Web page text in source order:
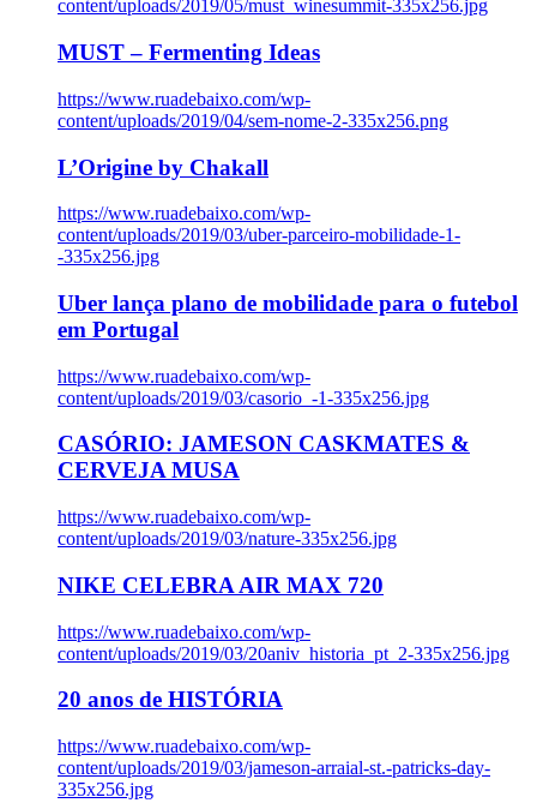
content/uploads/2019/05/must_winesummit-335x256.jpg
MUST – Fermenting Ideas
https://www.ruadebaixo.com/wp-
content/uploads/2019/04/sem-nome-2-335x256.png
L’Origine by Chakall
https://www.ruadebaixo.com/wp-
content/uploads/2019/03/uber-parceiro-mobilidade-1-
-335x256.jpg
Uber lança plano de mobilidade para o futebol
em Portugal
https://www.ruadebaixo.com/wp-
content/uploads/2019/03/casorio_-1-335x256.jpg
CASÓRIO: JAMESON CASKMATES &
CERVEJA MUSA
https://www.ruadebaixo.com/wp-
content/uploads/2019/03/nature-335x256.jpg
NIKE CELEBRA AIR MAX 720
https://www.ruadebaixo.com/wp-
content/uploads/2019/03/20aniv_historia_pt_2-335x256.jpg
20 anos de HISTÓRIA
https://www.ruadebaixo.com/wp-
content/uploads/2019/03/jameson-arraial-st.-patricks-day-
335x256.jpg